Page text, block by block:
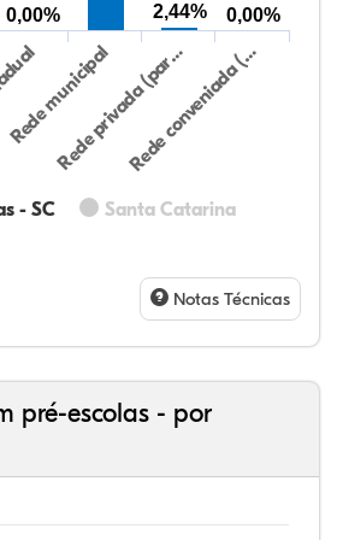
- SC
Santa Catarina
Rede municipal
Rede privada (par…Rede conveniada (…
0,00% 2,44% 0,00%
Notas Técnicas
pré-escolas - por